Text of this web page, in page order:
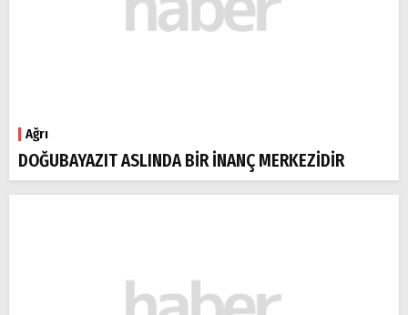
Ağrı
DOĞUBAYAZIT ASLINDA BİR İNANÇ MERKEZİDİR